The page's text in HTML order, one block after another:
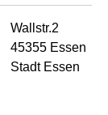
Wallstr.2
45355 Essen
Stadt Essen